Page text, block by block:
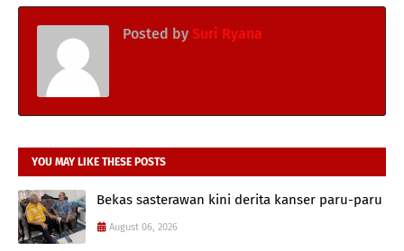
Posted by Suri Ryana
YOU MAY LIKE THESE POSTS
Bekas sasterawan kini derita kanser paru-paru
August 06, 2026